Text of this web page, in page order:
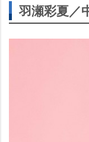
羽瀬彩夏／